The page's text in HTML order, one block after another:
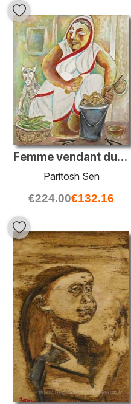
Femme vendant du maïs
Paritosh Sen
€224.00€132.16